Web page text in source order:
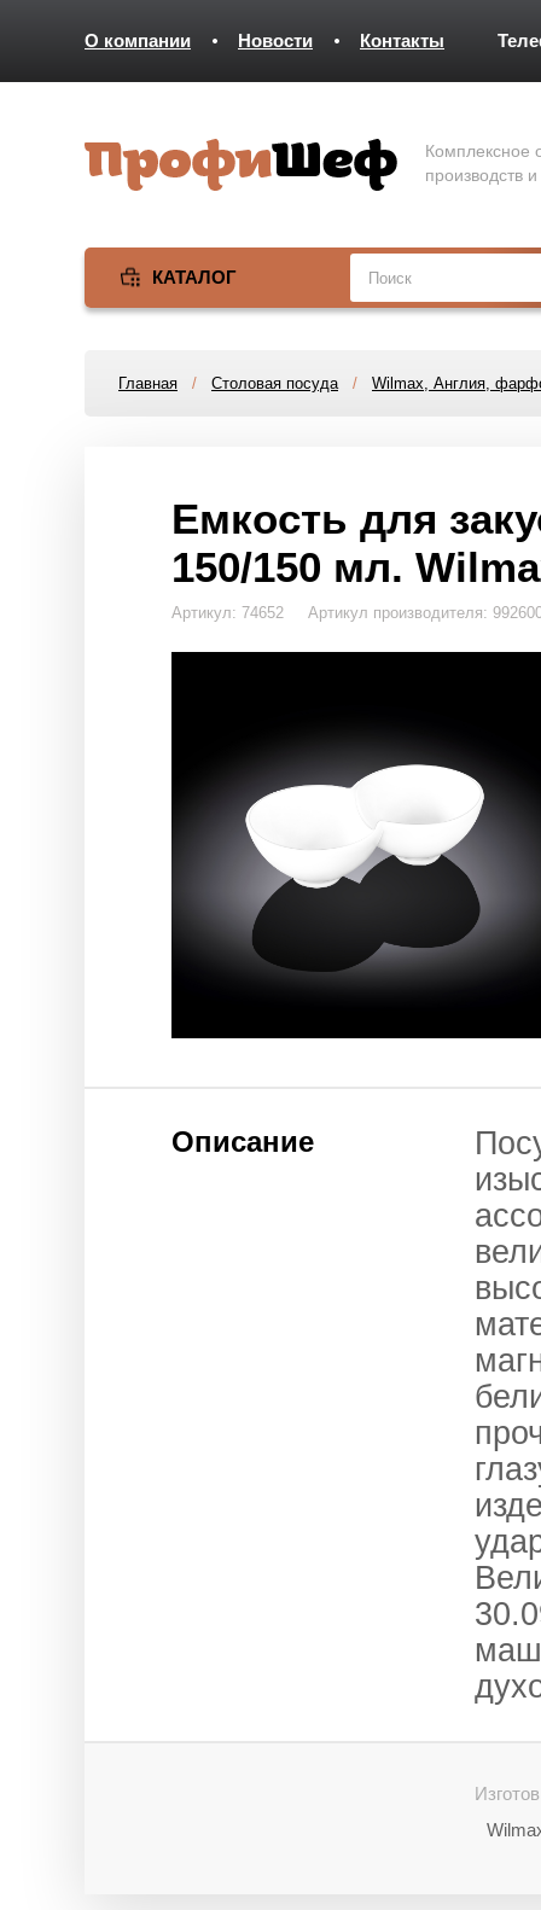
О компании Новости Контакты
Комплексное
производств
КАТАЛОГ
Главная / Столовая посуда/ Wilmax, Англия,
Емкость для
150/150 мл.
Артикул: 74652 Артикул производителя:
Описание